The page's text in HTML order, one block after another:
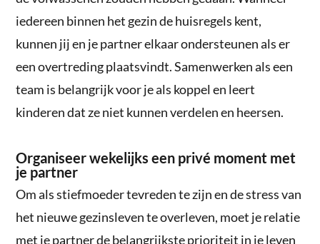
iedereen binnen het gezin de huisregels kent,
kunnen jij en je partner elkaar ondersteunen als er
een overtreding plaatsvindt. Samenwerken als een
team is belangrijk voor je als koppel en leert
kinderen dat ze niet kunnen verdelen en heersen.
Organiseer wekelijks een privé moment met
je partner
Om als stiefmoeder tevreden te zijn en de stress van
het nieuwe gezinsleven te overleven, moet je relatie
met je partner de belangrijkste prioriteit in je leven